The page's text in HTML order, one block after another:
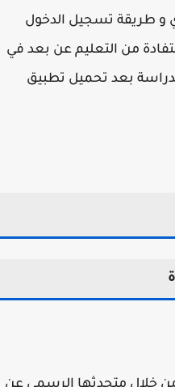
طريقة تسجيل الدخول
من التعليم عن بعد في
بعد تحميل تطبيق